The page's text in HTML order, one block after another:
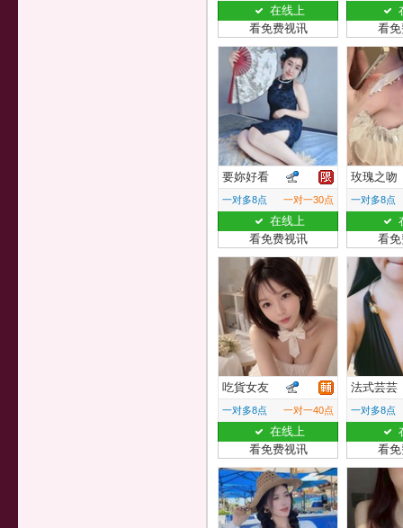
在线上
看免费视讯
看
要妳好看
一对多8点 一对一30点
在线上
看免费视讯
玫瑰之吻
一对多8点
看
吃貨女友
一对多8点 一对一40点
在线上
看免费视讯
法式芸芸
一对多8点
看